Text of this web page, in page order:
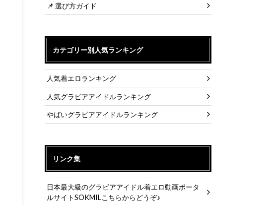
📌 選び方ガイド
カテゴリー別人気ランキング
人気着エロランキング
人気グラビアアイドルランキング
やばいグラビアアイドルランキング
リンク集
日本最大級のグラビアアイドル着エロ動画ポータ
ルサイトSOKMILこちらからどうぞ♪